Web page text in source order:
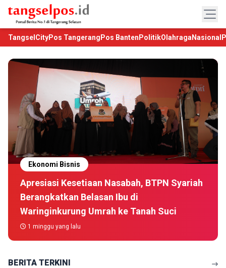
TangselCityPos Tangerang Pos Banten PolitikOlahraga Nasional
Ekonomi Bisnis
Apresiasi Kesetiaan Nasabah, BTPN Syariah
Berangkatkan Belasan Ibu di
Waringinkurung Umrah ke Tanah Suci
1 minggu yang lalu
BERITA TERKINI